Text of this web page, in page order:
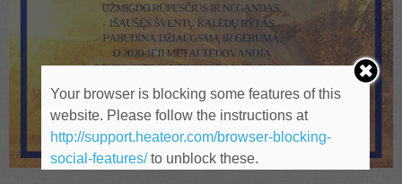
Your browser is blocking some features of this
website. Please follow the instructions at
http://support.heateor.com/browser-blocking-
social-features/to unblock these.